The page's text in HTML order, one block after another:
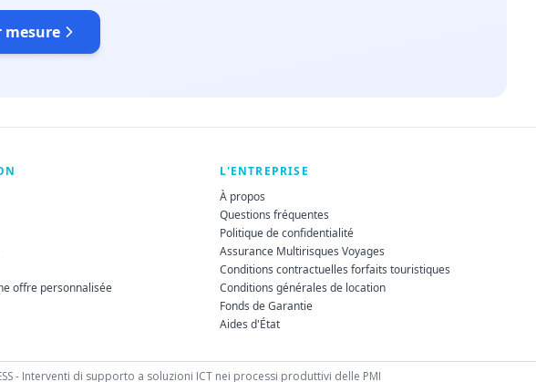
mesure
offre personnalisée
L'ENTREPRISE
À propos
Questions fréquentes
Politique de confidentialité
Assurance Multirisques Voyages
Conditions contractuelles forfaits touristiques
Conditions générales de location
Fonds de Garantie
Aides d'État
- Interventi di supporto a soluzioni ICT nei processi produttivi delle PMI